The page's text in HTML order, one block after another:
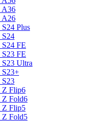
A36
A26
Plus
S24
FE
FE
Ultra
S23+
S23
Z Flip6
Z Fold6
Z Flip5
Z Fold5